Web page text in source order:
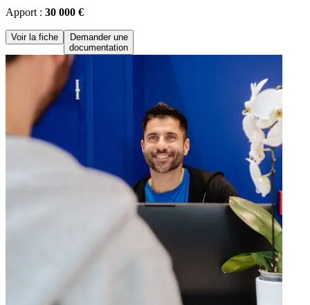
Apport : 30 000 €
Voir la fiche
Demander une
documentation